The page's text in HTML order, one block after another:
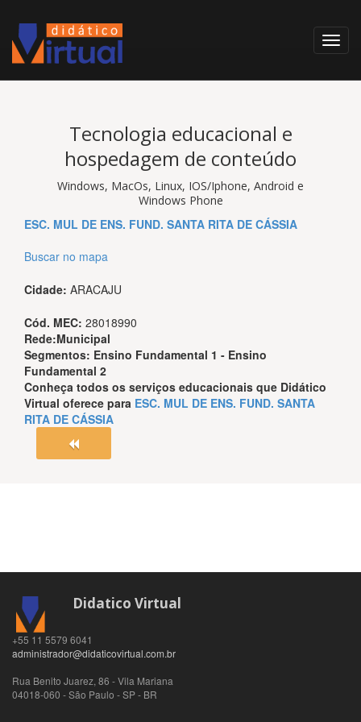
Tecnologia educacional e
hospedagem de conteúdo
Windows, MacOs, Linux, IOS/Iphone, Android e
Windows Phone
ESC. MUL DE ENS. FUND. SANTA RITA DE CÁSSIA
Buscar no mapa
Cidade: ARACAJU
Cód. MEC: 28018990
Rede:Municipal
Segmentos: Ensino Fundamental 1 - Ensino
Fundamental 2
Conheça todos os serviços educacionais que Didático
Virtual oferece para ESC. MUL DE ENS. FUND. SANTA
RITA DE CÁSSIA
Didatico Virtual
+55 11 5579 6041
administrador@didaticovirtual.com.br
Rua Benito Juarez, 86 - Vila Mariana
04018-060 -São Paulo -SP- BR